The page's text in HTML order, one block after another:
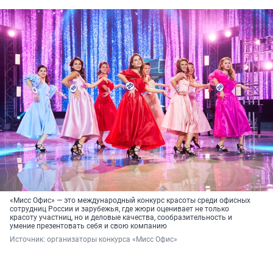
«Мисс Офис» — это международный конкурс красоты среди офисных
сотрудниц России и зарубежья, где жюри оценивает не только
красоту участниц, но и деловые качества, сообразительность и
умение презентовать себя и свою компанию
Источник: организаторы конкурса «Мисс Офис»